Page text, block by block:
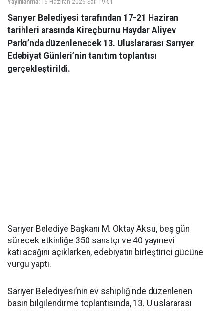
Yayınlanma: 16 Haziran 2026 Salı 19:51
Sarıyer Belediyesi tarafından 17-21 Haziran
tarihleri arasında Kireçburnu Haydar Aliyev
Parkı’nda düzenlenecek 13. Uluslararası Sarıyer
Edebiyat Günleri’nin tanıtım toplantısı
gerçekleştirildi.
Sarıyer Belediye Başkanı M. Oktay Aksu, beş gün
sürecek etkinliğe 350 sanatçı ve 40 yayınevi
katılacağını açıklarken, edebiyatın birleştirici gücüne
vurgu yaptı.
Sarıyer Belediyesi’nin ev sahipliğinde düzenlenen
basın bilgilendirme toplantısında, 13. Uluslararası